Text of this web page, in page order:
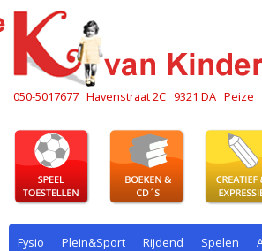
050-5017677 Havenstraat 2C 9321 DA Peize
Fysio Plein&Sport Rijdend Spelen